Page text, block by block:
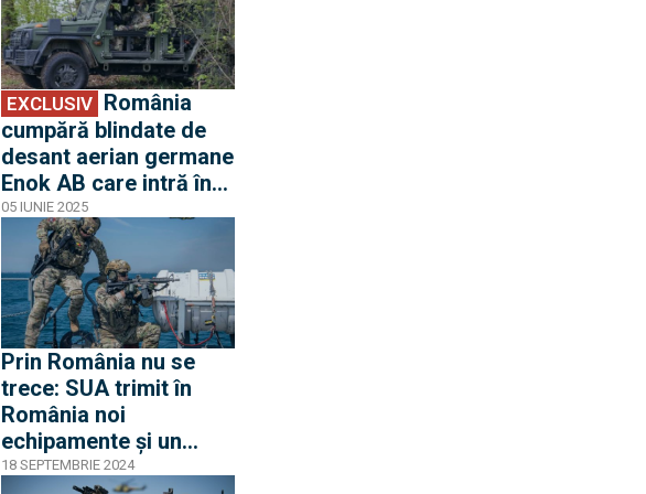
EXCLUSIV
cumpără blindate de
desant aerian germane
Enok AB care intră în
dotarea Forțelor
pentru Operaţii
Speciale. Vehiculele,
adaptate pentru
apărare anti-tanc
05 IUNIE 2025
Prin România nu se
trece: SUA trimit în
România noi
echipamente și un
contingent de forțe
18 SEPTEMBRIE 2024